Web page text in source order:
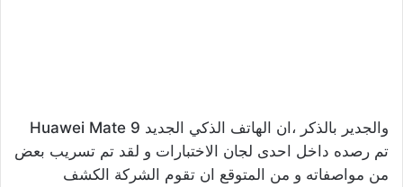
والجدير بالذكر ،ان الهاتف الذكي الجديد Huawei Mate 9
تم رصده داخل احدى لجان الاختبارات و لقد تم تسريب بعض
من مواصفاته و من المتوقع ان تقوم الشركة الكشف